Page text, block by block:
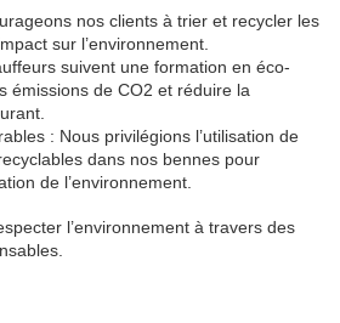
nos clients à trier et recycler les
sur l’environnement.
suivent une formation en éco-
émissions de CO2 et réduire la
: Nous privilégions l’utilisation de
dans nos bennes pour
de l’environnement.
l’environnement à travers des